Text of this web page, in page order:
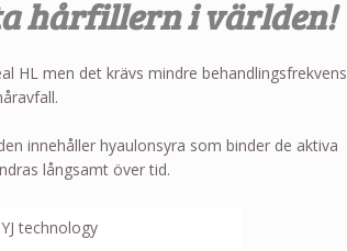
hårfillern i världen!
HL men det krävs mindre behandlingsfrekvens
innehåller hyaulonsyra som binder de aktiva
långsamt över tid.